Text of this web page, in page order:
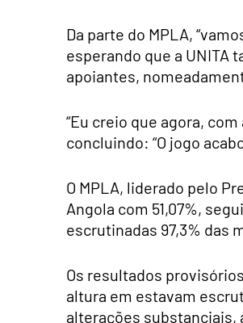
Da parte do MPLA,
esperando que a UNITA
apoiantes,
“Eu creio que agora,
concluindo: “O jogo
O MPLA, liderado pelo
Angola com 51,07%,
escrutinadas 97,3% das
Os resultados
altura em estavam
alterações substanciais,